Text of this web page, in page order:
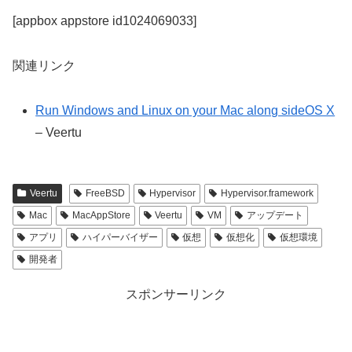
[appbox appstore id1024069033]
関連リンク
Run Windows and Linux on your Mac along sideOS X
– Veertu
Veertu FreeBSD Hypervisor
Hypervisor.framework
Mac
MacAppStore Veertu VM
アップデート
アプリ
ハイパーバイザー 仮想 仮想化
仮想環境
開発者
スポンサーリンク